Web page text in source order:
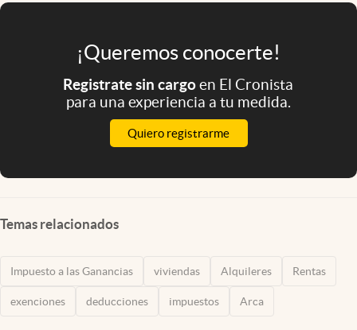
¡Queremos conocerte!
Registrate sin cargoen El Cronista
para una experiencia a tu medida.
Quiero registrarme
Temas relacionados
Impuesto a las Ganancias viviendas Alquileres Rentas
exenciones deducciones impuestos Arca